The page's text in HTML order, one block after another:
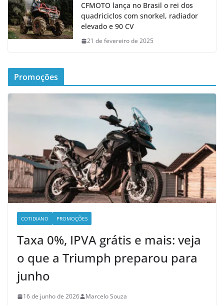
CFMOTO lança no Brasil o rei dos
quadriciclos com snorkel, radiador
elevado e 90 CV
21 de fevereiro de 2025
Promoções
COTIDIANO PROMOÇÕES
Taxa 0%, IPVA grátis e mais: veja
o que a Triumph preparou para
junho
16 de junho de 2026 Marcelo Souza